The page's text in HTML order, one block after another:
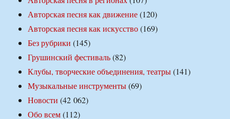
Авторская песня как движение(120)
Авторская песня как искусство(169)
Без рубрики (145)
Грушинский фестиваль(82)
Клубы, творческие объединения, театры(141)
Музыкальные инструменты(69)
Новости (42 062)
Обо всем(112)